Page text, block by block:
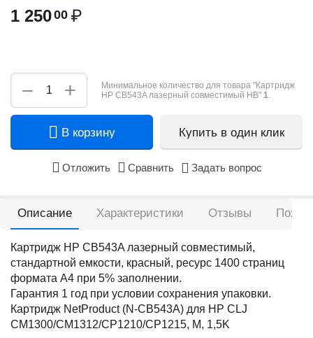
1 25000 ₽
+
−
Минимальное количество для товара "Картридж
HP CB543A лазерный совместимый HB" 1.
В корзину Купить в один клик
Отложить Сравнить Задать вопрос
Описание Характеристики Отзывы
Картридж HP CB543A лазерный совместимый,
стандартной емкости, красный, ресурс 1400 страниц
формата А4 при 5% заполнении.
Гарантия 1 год при условии сохранения упаковки.
Картридж NetProduct (N-CB543A) для HP CLJ
CM1300/CM1312/CP1210/CP1215, M, 1,5K